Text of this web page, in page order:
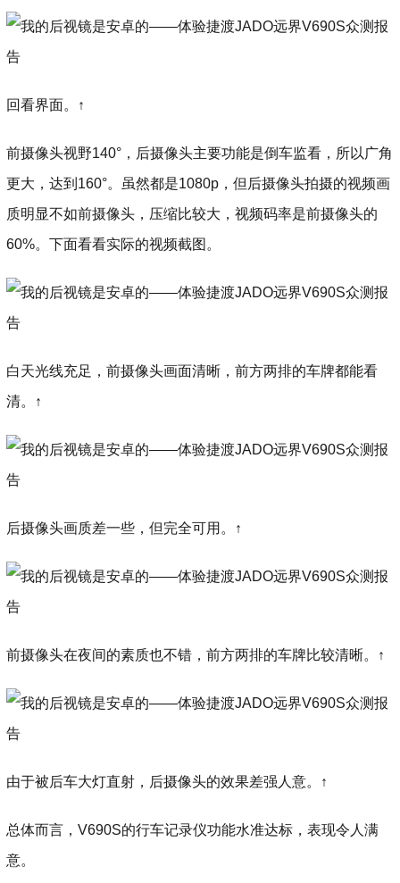
回看界面。↑
前摄像头视野140°，后摄像头主要功能是倒车监看，所以广角
更大，达到160°。虽然都是1080p，但后摄像头拍摄的视频画
质明显不如前摄像头，压缩比较大，视频码率是前摄像头的
60%。下面看看实际的视频截图。
白天光线充足，前摄像头画面清晰，前方两排的车牌都能看
清。↑
后摄像头画质差一些，但完全可用。↑
前摄像头在夜间的素质也不错，前方两排的车牌比较清晰。↑
由于被后车大灯直射，后摄像头的效果差强人意。↑
总体而言，V690S的行车记录仪功能水准达标，表现令人满
意。